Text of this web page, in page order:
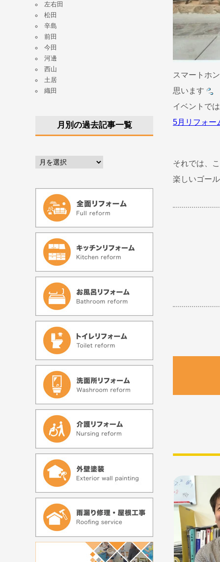
スマートホ
思います
イベントで
5月リフォー
それでは、
楽しいゴー
左右田
松田
辛島
前田
今田
河邊
西山
土居
織田
月別の過去記事一覧